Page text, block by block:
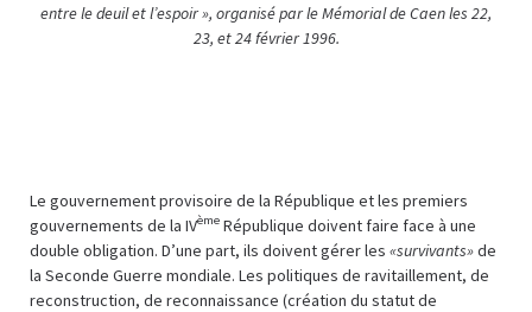
entre le deuil et l’espoir », organisé par le Mémorial de Caen les 22,
23, et 24 février 1996.
Le gouvernement provisoire de la République et les premiers
gouvernements de la IVème République doivent faire face à une
double obligation. D’une part, ils doivent gérer les «survivants»de
la Seconde Guerre mondiale. Les politiques de ravitaillement, de
reconstruction, de reconnaissance (création du statut de